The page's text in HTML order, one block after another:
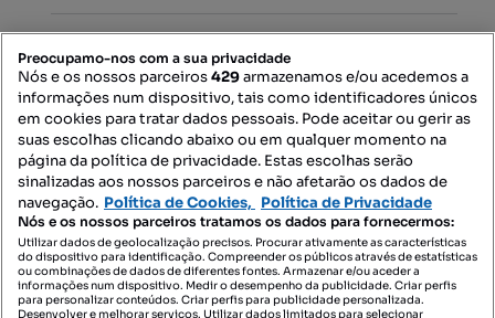
Mapa do Site
Contacte-nos
SIGA-NOS:
Preocupamo-nos com a sua privacidade
Nós e os nossos parceiros429armazenamos e/ou acedemos a
informações num dispositivo, tais como identificadores únicos
em cookies para tratar dados pessoais. Pode aceitar ou gerir as
suas escolhas clicando abaixo ou em qualquer momento na
página da política de privacidade. Estas escolhas serão
sinalizadas aos nossos parceiros e não afetarão os dados de
navegação. Política de Cookies, Política de Privacidade
Nós e os nossos parceiros tratamos os dados para fornecermos:
Utilizar dados de geolocalização precisos. Procurar ativamente as características
do dispositivo para identificação. Compreender os públicos através de estatísticas
ou combinações de dados de diferentes fontes. Armazenar e/ou aceder a
informações num dispositivo. Medir o desempenho da publicidade. Criar perfis
para personalizar conteúdos. Criar perfis para publicidade personalizada.
Desenvolver e melhorar serviços. Utilizar dados limitados para selecionar